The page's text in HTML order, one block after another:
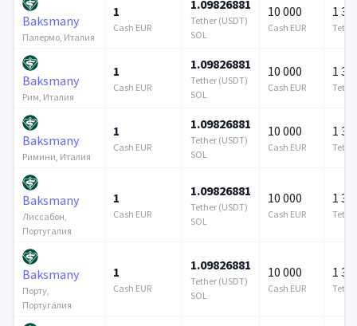
Baksmany
Палермо, Италия
1
Cash EUR
1.09826881
Tether (USDT)
SOL
10 000
Cash EUR
1
Baksmany
Рим, Италия
1
Cash EUR
1.09826881
Tether (USDT)
SOL
10 000
Cash EUR
1
Baksmany
Римини, Италия
1
Cash EUR
1.09826881
Tether (USDT)
SOL
10 000
Cash EUR
1
Baksmany
Лиссабон,
Португалия
1
Cash EUR
1.09826881
Tether (USDT)
SOL
10 000
Cash EUR
1
Baksmany
Порту,
Португалия
1
Cash EUR
1.09826881
Tether (USDT)
SOL
10 000
Cash EUR
1